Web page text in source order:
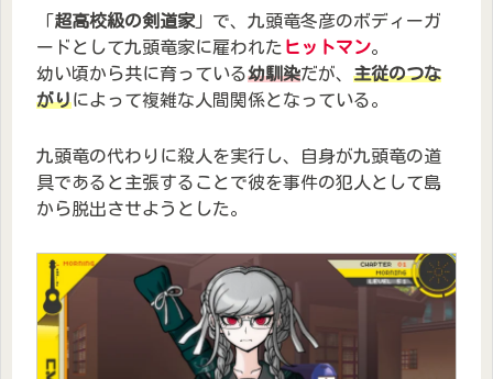
「超高校級の剣道家 」で、九頭竜冬彦のボディーガ
ードとして九頭竜家に雇われた ヒットマン。
幼い頃から共に育っている幼馴染だが、 主従のつな
がりによって複雑な人間関係となっている。
九頭竜の代わりに殺人を実行し、自身が九頭竜の道
具であると主張することで彼を事件の犯人として島
から脱出させようとした。